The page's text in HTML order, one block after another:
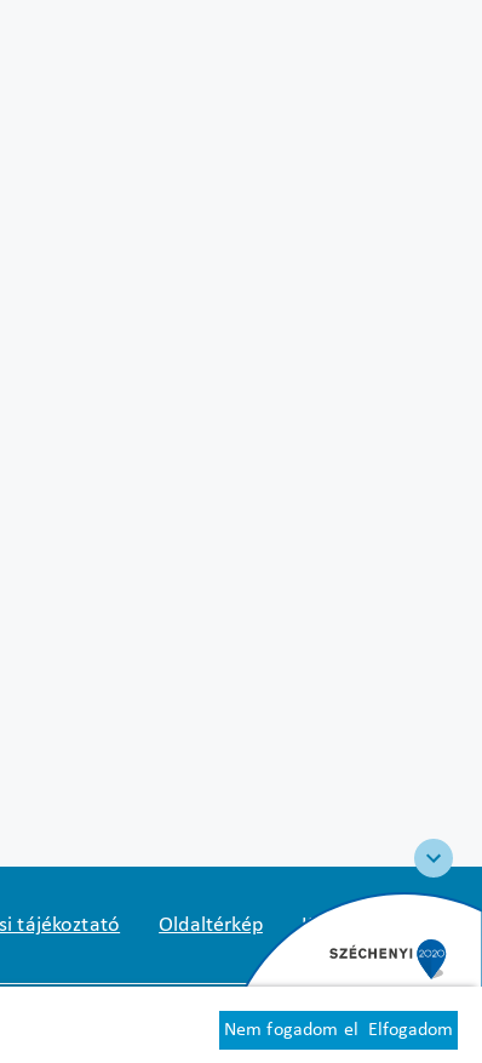
Nem fogadom el Elfogadom
tájékoztató Oldaltérkép Közadatkereső
1125 Budapest, Diós árok 3.